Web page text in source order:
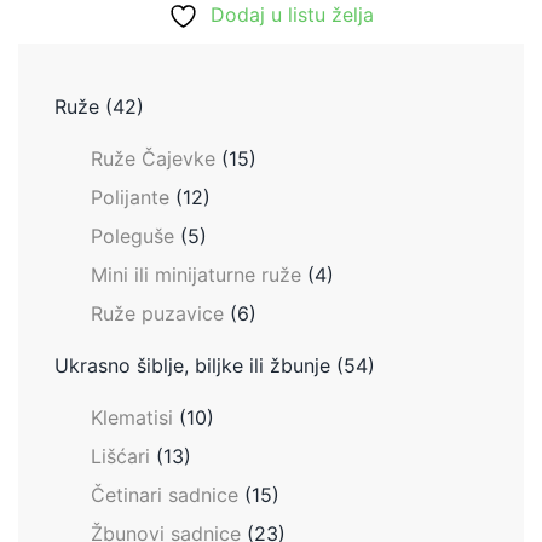
900.00 RSD.Dodaj u listu želja
Ruže (42)
Ruže Čajevke (15)
Polijante (12)
Poleguše (5)
Mini ili minijaturne ruže (4)
Ruže puzavice (6)
Ukrasno šiblje, biljke ili žbunje (54)
Klematisi (10)
Lišćari (13)
Četinari sadnice (15)
Žbunovi sadnice (23)